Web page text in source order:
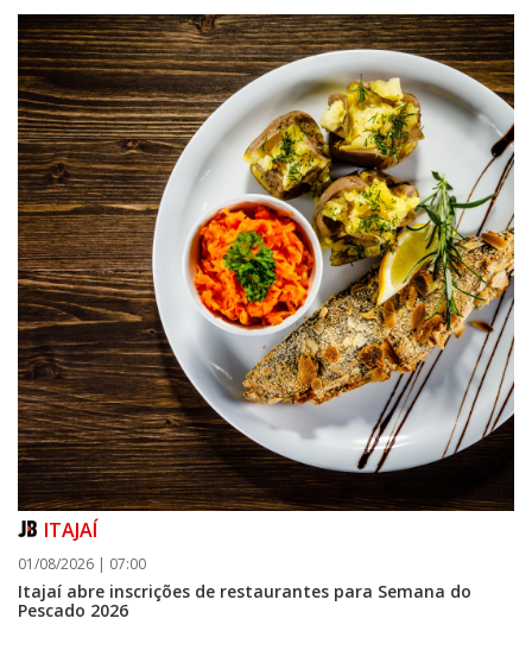
ITAJAÍ
01/08/2026 | 07:00
Itajaí abre inscrições de restaurantes para Semana do
Pescado 2026